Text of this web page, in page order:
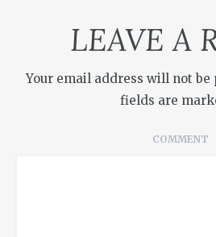
LEAVE A
Your email address will not be
fields are
COMMENT